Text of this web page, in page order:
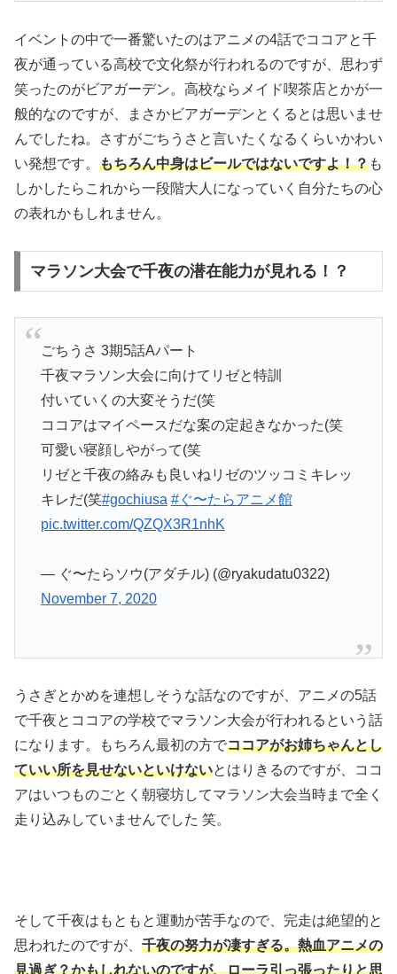
イベントの中で一番驚いたのはアニメの4話でココアと千
夜が通っている高校で文化祭が行われるのですが、思わず
笑ったのがビアガーデン。高校ならメイド喫茶店とかが一
般的なのですが、まさかビアガーデンとくるとは思いませ
んでしたね。さすがごちうさと言いたくなるくらいかわい
い発想です。 もちろん中身はビールではないですよ！？も
しかしたらこれから一段階大人になっていく自分たちの心
の表れかもしれません。
マラソン大会で千夜の潜在能力が見れる！？
ごちうさ 3期5話Aパート
千夜マラソン大会に向けてリゼと特訓
付いていくの大変そうだ(笑
ココアはマイペースだな案の定起きなかった(笑
可愛い寝顔しやがって(笑
リゼと千夜の絡みも良いねリゼのツッコミキレッ
キレだ(笑#gochiusa #ぐ〜たらアニメ館
pic.twitter.com/QZQX3R1nhK
— ぐ〜たらソウ(アダチル) (@ryakudatu0322)
November 7, 2020
うさぎとかめを連想しそうな話なのですが、アニメの5話
で千夜とココアの学校でマラソン大会が行われるという話
になります。もちろん最初の方でココアがお姉ちゃんとし
ていい所を見せないといけないとはりきるのですが、ココ
アはいつものごとく朝寝坊してマラソン大会当時まで全く
走り込みしていませんでした 笑。
そして千夜はもともと運動が苦手なので、完走は絶望的と
思われたのですが、 千夜の努力が凄すぎる。熱血アニメの
見過ぎ？かもしれないのですが、ローラ引っ張ったりと思